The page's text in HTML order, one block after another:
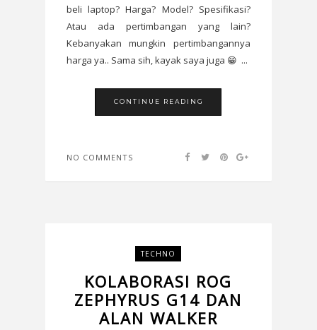
beli laptop? Harga? Model? Spesifikasi?
Atau ada pertimbangan yang lain?
Kebanyakan mungkin pertimbangannya
harga ya.. Sama sih, kayak saya juga 😁 ...
CONTINUE READING
NO COMMENTS
TECHNO
KOLABORASI ROG
ZEPHYRUS G14 DAN
ALAN WALKER